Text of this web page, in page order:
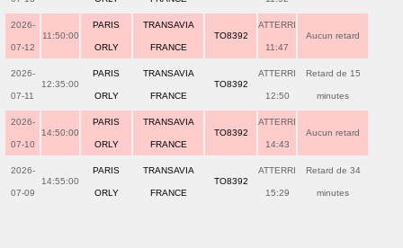
2026-
07-12
11:50:00
PARIS
ORLY
TRANSAVIA
FRANCE
TO8392
ATTERRI
11:47
Aucun retard
2026-
07-11
12:35:00
PARIS
ORLY
TRANSAVIA
FRANCE
TO8392
ATTERRI
12:50
Retard de 15
minutes
2026-
07-10
14:50:00
PARIS
ORLY
TRANSAVIA
FRANCE
TO8392
ATTERRI
14:43
Aucun retard
2026-
07-09
14:55:00
PARIS
ORLY
TRANSAVIA
FRANCE
TO8392
ATTERRI
15:29
Retard de 34
minutes